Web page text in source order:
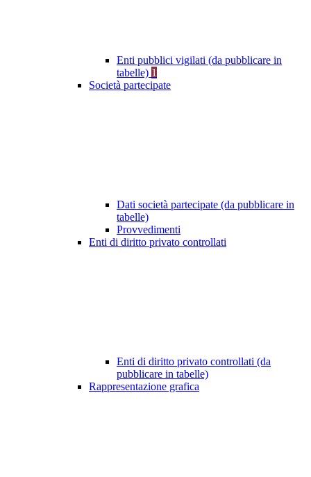
Enti pubblici vigilati (da pubblicare in
tabelle) 1
Società partecipate
Dati società partecipate (da pubblicare in
tabelle)
Provvedimenti
Enti di diritto privato controllati
Enti di diritto privato controllati (da
pubblicare in tabelle)
Rappresentazione grafica